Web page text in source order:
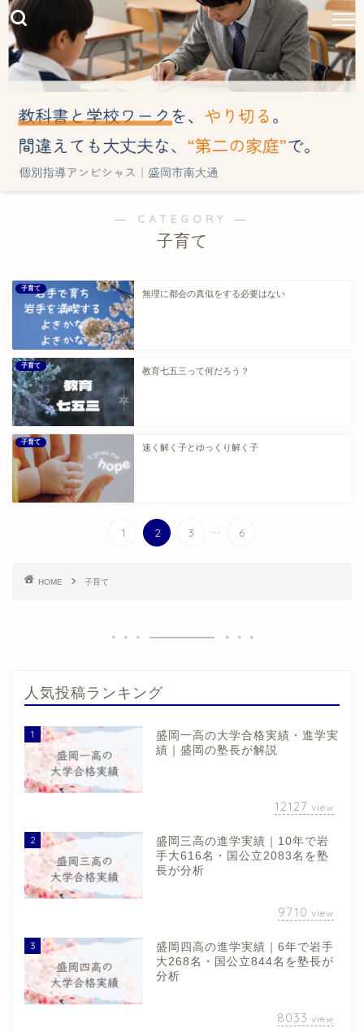
― CATEGORY ―
子育て
子育て
無理に都会の真似をする必要はない
子育て
教育七五三って何だろう？
子育て
速く解く子とゆっくり解く子
1 2 3 ... 6
HOME 子育て
人気投稿ランキング
1
盛岡一高の大学合格実績・進学実
績｜盛岡の塾長が解説
12127 view
2
盛岡三高の進学実績｜10年で岩
手大616名・国公立2083名を塾
長が分析
9710 view
3
盛岡四高の進学実績｜6年で岩手
大268名・国公立844名を塾長が
分析
8033 view